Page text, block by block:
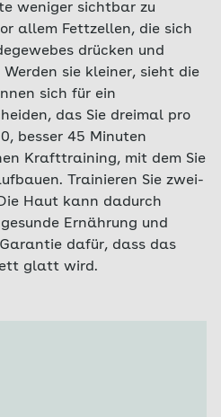
weniger sichtbar zu
allem Fettzellen, die sich
drücken und
sie kleiner, sieht die
sich für ein
das Sie dreimal pro
besser 45 Minuten
Krafttraining, mit dem Sie
Trainieren Sie zwei-
Haut kann dadurch
Ernährung und
dafür, dass das
glatt wird.